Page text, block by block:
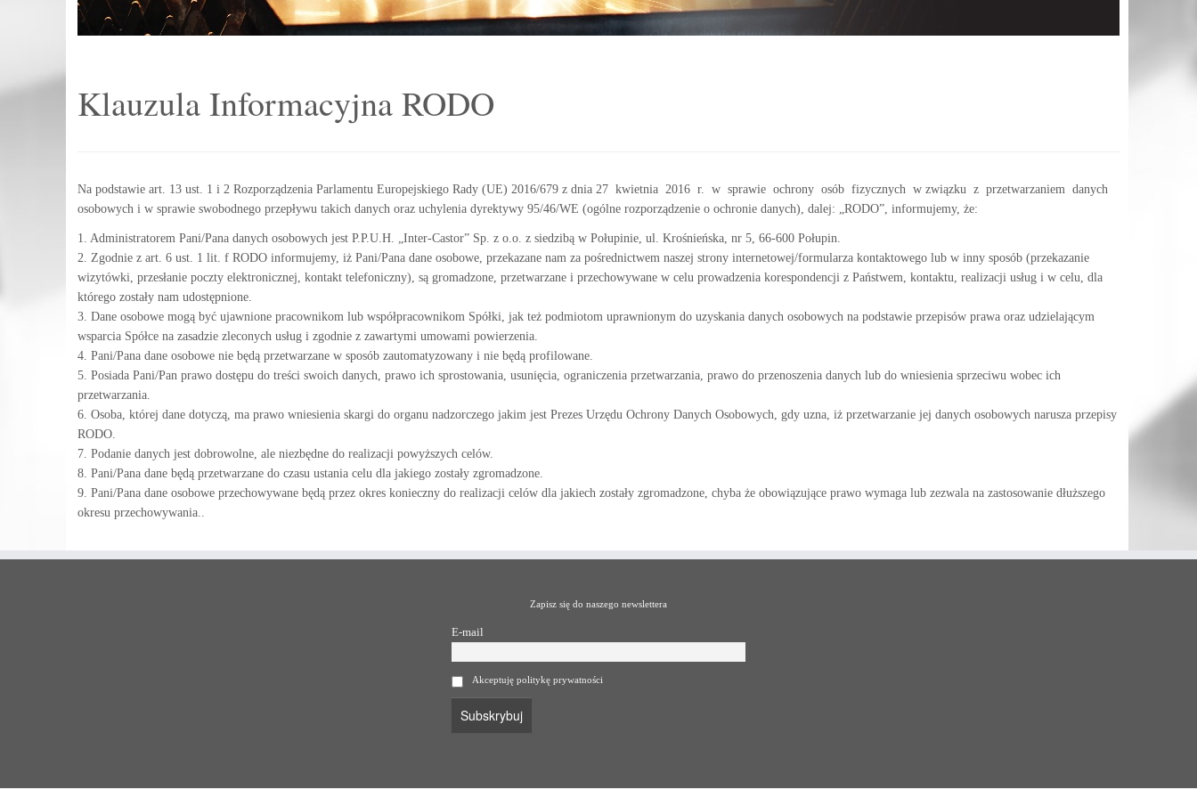
Klauzula Informacyjna RODO
Na podstawie art. 13 ust. 1 i 2 Rozporządzenia Parlamentu Europejskiego Rady (UE) 2016/679 z dnia 27 kwietnia 2016 r. w sprawie ochrony osób fizycznych w związku z przetwarzaniem danych
osobowych i w sprawie swobodnego przepływu takich danych oraz uchylenia dyrektywy 95/46/WE (ogólne rozporządzenie o ochronie danych), dalej: „RODO”, informujemy, że:
1. Administratorem Pani/Pana danych osobowych jest P.P.U.H. „Inter-Castor” Sp. z o.o. z siedzibą w Połupinie, ul. Krośnieńska, nr 5, 66-600 Połupin.
2. Zgodnie z art. 6 ust. 1 lit. f RODO informujemy, iż Pani/Pana dane osobowe, przekazane nam za pośrednictwem naszej strony internetowej/formularza kontaktowego lub w inny sposób (przekazanie
wizytówki, przesłanie poczty elektronicznej, kontakt telefoniczny), są gromadzone, przetwarzane i przechowywane w celu prowadzenia korespondencji z Państwem, kontaktu, realizacji usług i w celu, dla
którego zostały nam udostępnione.
3. Dane osobowe mogą być ujawnione pracownikom lub współpracownikom Spółki, jak też podmiotom uprawnionym do uzyskania danych osobowych na podstawie przepisów prawa oraz udzielającym
wsparcia Spółce na zasadzie zleconych usług i zgodnie z zawartymi umowami powierzenia.
4. Pani/Pana dane osobowe nie będą przetwarzane w sposób zautomatyzowany i nie będą profilowane.
5. Posiada Pani/Pan prawo dostępu do treści swoich danych, prawo ich sprostowania, usunięcia, ograniczenia przetwarzania, prawo do przenoszenia danych lub do wniesienia sprzeciwu wobec ich
przetwarzania.
6. Osoba, której dane dotyczą, ma prawo wniesienia skargi do organu nadzorczego jakim jest Prezes Urzędu Ochrony Danych Osobowych, gdy uzna, iż przetwarzanie jej danych osobowych narusza przepisy
RODO.
7. Podanie danych jest dobrowolne, ale niezbędne do realizacji powyższych celów.
8. Pani/Pana dane będą przetwarzane do czasu ustania celu dla jakiego zostały zgromadzone.
9. Pani/Pana dane osobowe przechowywane będą przez okres konieczny do realizacji celów dla jakiech zostały zgromadzone, chyba że obowiązujące prawo wymaga lub zezwala na zastosowanie dłuższego
okresu przechowywania..
Zapisz się do naszego newslettera
E-mail
Akceptuję politykę prywatności